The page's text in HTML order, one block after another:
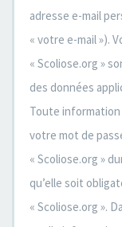
adresse e-mail
« votre e-mail »).
« Scoliose.org »
des données
Toute
votre mot de
« Scoliose.org »
qu’elle soit
« Scoliose.org ».